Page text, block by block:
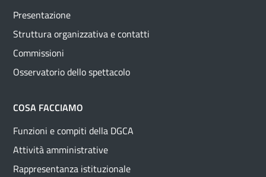
Presentazione
Struttura organizzativa e contatti
Commissioni
Osservatorio dello spettacolo
COSA FACCIAMO
Funzioni e compiti della DGCA
Attività amministrative
Rappresentanza istituzionale